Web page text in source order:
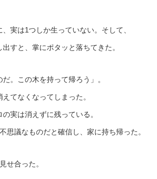
実は1つしか生っていない。そして、
すと、掌にポタッと落ちてきた。
。この木を持って帰ろう」。
てなくなってしまった。
実は消えずに残っている。
思議なものだと確信し、家に持ち帰った。
せ合った。